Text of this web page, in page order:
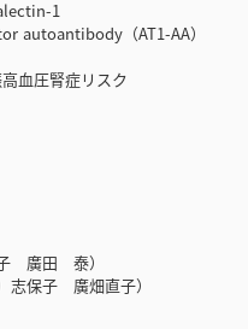
1
（AT1-AA）
血圧腎症リスク
廣田 泰）
保子 廣畑直子）